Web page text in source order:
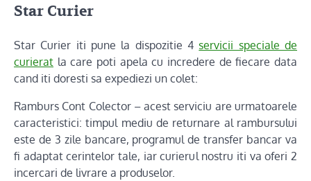
Star Curier
Star Curier iti pune la dispozitie 4servicii speciale de
curierat la care poti apela cu incredere de fiecare data
cand iti doresti sa expediezi un colet:
Ramburs Cont Colector – acest serviciu are urmatoarele
caracteristici: timpul mediu de returnare al rambursului
este de 3 zile bancare, programul de transfer bancar va
fi adaptat cerintelor tale, iar curierul nostru iti va oferi 2
incercari de livrare a produselor.